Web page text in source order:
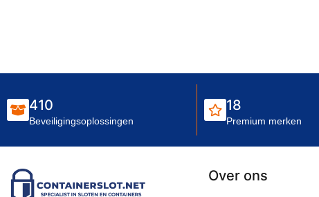
410
Beveiligingsoplossingen
18
Premium merken
Over ons